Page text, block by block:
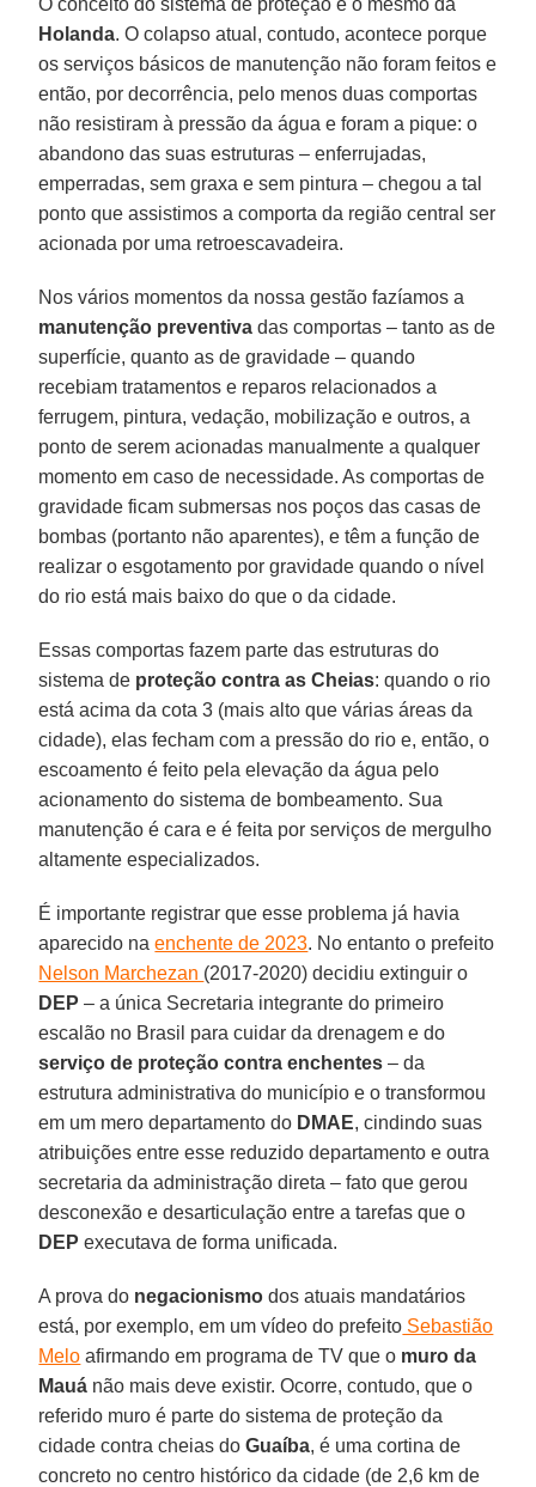
Holanda. O colapso atual, contudo, acontece porque
os serviços básicos de manutenção não foram feitos e
então, por decorrência, pelo menos duas comportas
não resistiram à pressão da água e foram a pique: o
abandono das suas estruturas – enferrujadas,
emperradas, sem graxa e sem pintura – chegou a tal
ponto que assistimos a comporta da região central ser
acionada por uma retroescavadeira.
Nos vários momentos da nossa gestão fazíamos a
manutenção preventiva das comportas – tanto as de
superfície, quanto as de gravidade – quando
recebiam tratamentos e reparos relacionados a
ferrugem, pintura, vedação, mobilização e outros, a
ponto de serem acionadas manualmente a qualquer
momento em caso de necessidade. As comportas de
gravidade ficam submersas nos poços das casas de
bombas (portanto não aparentes), e têm a função de
realizar o esgotamento por gravidade quando o nível
do rio está mais baixo do que o da cidade.
Essas comportas fazem parte das estruturas do
sistema de proteção contra as Cheias: quando o rio
está acima da cota 3 (mais alto que várias áreas da
cidade), elas fecham com a pressão do rio e, então, o
escoamento é feito pela elevação da água pelo
acionamento do sistema de bombeamento. Sua
manutenção é cara e é feita por serviços de mergulho
altamente especializados.
É importante registrar que esse problema já havia
aparecido naenchente de 2023. No entanto o prefeito
Nelson Marchezan (2017-2020) decidiu extinguir o
DEP – a única Secretaria integrante do primeiro
escalão no Brasil para cuidar da drenagem e do
serviço de proteção contra enchentes – da
estrutura administrativa do município e o transformou
em um mero departamento do DMAE, cindindo suas
atribuições entre esse reduzido departamento e outra
secretaria da administração direta – fato que gerou
desconexão e desarticulação entre a tarefas que o
DEP executava de forma unificada.
A prova do negacionismo dos atuais mandatários
está, por exemplo, em um vídeo do prefeito Sebastião
Melo afirmando em programa de TV que o muro da
Mauá não mais deve existir. Ocorre, contudo, que o
referido muro é parte do sistema de proteção da
cidade contra cheias doGuaíba, é uma cortina de
concreto no centro histórico da cidade (de 2,6 km de